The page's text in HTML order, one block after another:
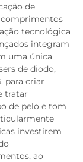
de
comprimentos
tecnológica
integram
uma única
de diodo,
para criar
tratar
de pelo e tom
investirem
ao